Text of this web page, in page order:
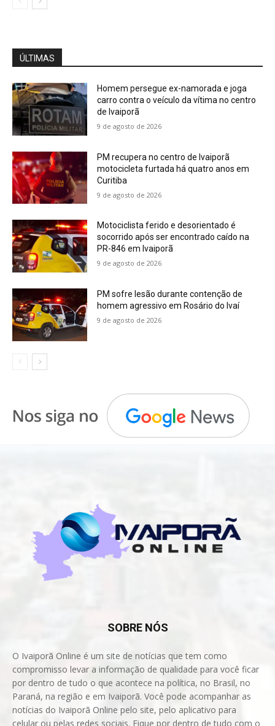
ÚLTIMAS
Homem persegue ex-namorada e joga
carro contra o veículo da vítima no centro
de Ivaiporã
9 de agosto de 2026
PM recupera no centro de Ivaiporã
motocicleta furtada há quatro anos em
Curitiba
9 de agosto de 2026
Motociclista ferido e desorientado é
socorrido após ser encontrado caído na
PR-846 em Ivaiporã
9 de agosto de 2026
PM sofre lesão durante contenção de
homem agressivo em Rosário do Ivaí
9 de agosto de 2026
SOBRE NÓS
O Ivaiporã Online é um site de notícias que tem como
compromisso levar a informação de qualidade para você ficar
por dentro de tudo o que acontece na política, no Brasil, no
Paraná, na região e em Ivaiporã. Você pode acompanhar as
notícias do Ivaiporã Online pelo site, pelo aplicativo para
celular ou pelas redes sociais. Fique por dentro de tudo com o